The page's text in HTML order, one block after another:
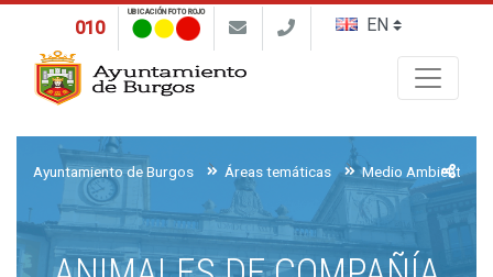
010
UBICACIÓN FOTO ROJO
Ayuntamiento de Burgos Áreas temáticas Medio Ambiente,